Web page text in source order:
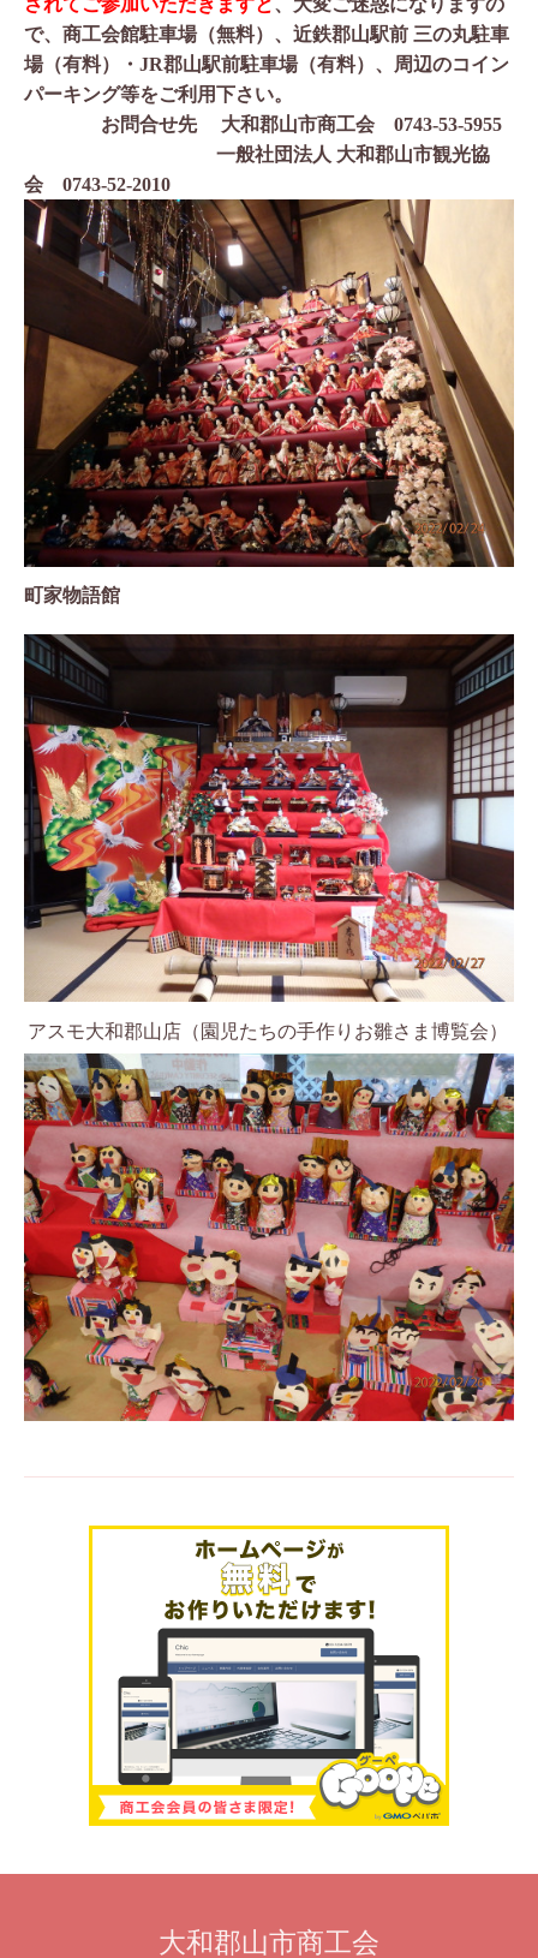
されてご参加いただきますと、大変ご迷惑になりますの
で、商工会館駐車場（無料）、近鉄郡山駅前 三の丸駐車
場（有料）・ JR郡山駅前駐車場（有料）、周辺のコイン
パーキング等をご利用下さい。
お問合せ先 大和郡山市商工会 0743-53-5955
一般社団法人 大和郡山市観光協
会 0743-52-2010
町家物語館
アスモ大和郡山店（園児たちの手作りお雛さま博覧会）
大和郡山市商工会